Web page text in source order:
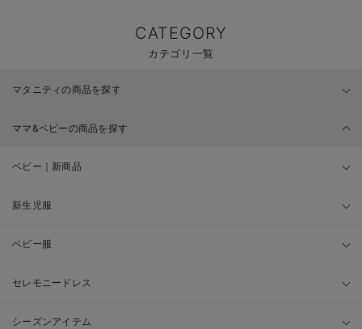
CATEGORY
カテゴリ一覧
マタニティの商品を探す
ママ&ベビーの商品を探す
ベビー｜新商品
新生児服
ベビー服
セレモニードレス
シーズンアイテム